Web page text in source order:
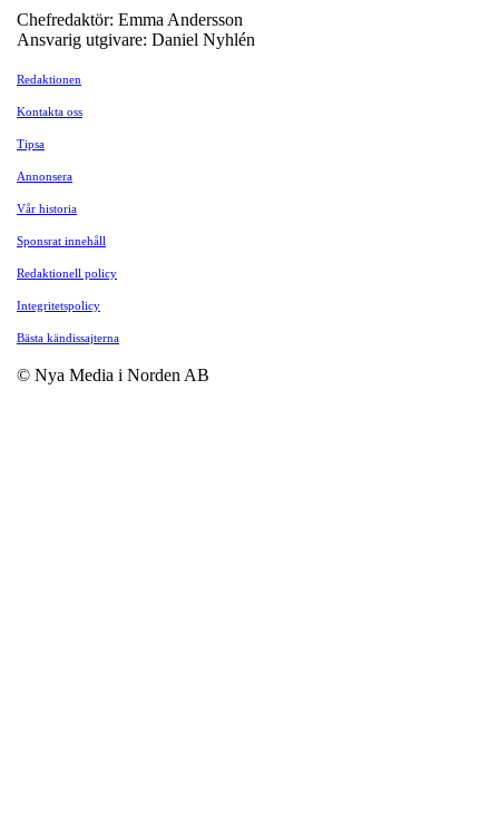
Chefredaktör: Emma Andersson
Ansvarig utgivare: Daniel Nyhlén
Redaktionen
Kontakta oss
Tipsa
Annonsera
Vår historia
Sponsrat innehåll
Redaktionell policy
Integritetspolicy
Bästa kändissajterna
© Nya Media i Norden AB